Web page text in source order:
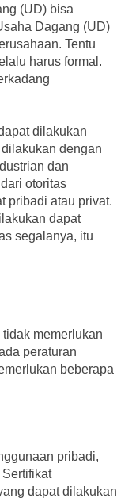
(UD) bisa
Dagang (UD)
Tentu
harus formal.
dilakukan
dengan
dan
otoritas
pribadi atau privat.
dapat
segalanya, itu
memerlukan
peraturan
beberapa
pribadi,
dapat dilakukan